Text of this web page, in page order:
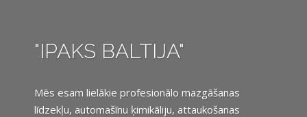
"IPAKS BALTIJA"
Mēs esam lielākie profesionālo mazgāšanas
līdzekļu, automašīnu ķimikāliju, attaukošanas